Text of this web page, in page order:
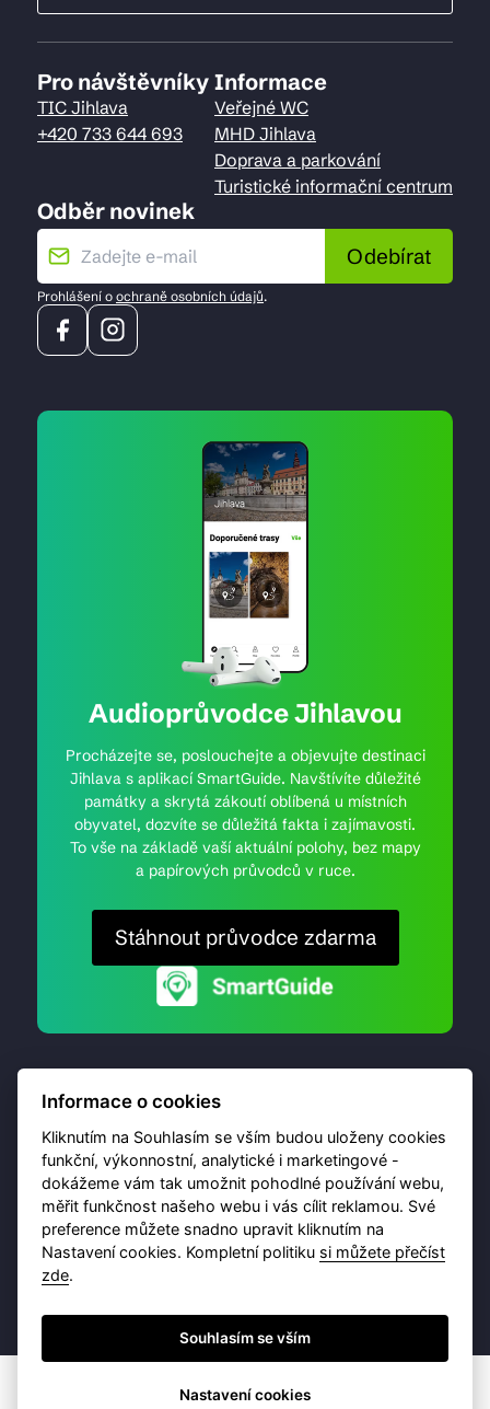
Pro návštěvníky
TIC Jihlava
+420 733 644 693
Informace
Veřejné WC
MHD Jihlava
Doprava a parkování
Turistické informační centrum
Odběr novinek
Odebírat
Prohlášení o ochraně osobních údajů.
Audioprůvodce Jihlavou
Procházejte se, poslouchejte a objevujte destinaci
Jihlava s aplikací SmartGuide. Navštívíte důležité
památky a skrytá zákoutí oblíbená u místních
obyvatel, dozvíte se důležitá fakta i zajímavosti.
To vše na základě vaší aktuální polohy, bez mapy
a papírových průvodců v ruce.
Stáhnout průvodce zdarma
© 2026 Destinační portál provozujeBrána Jihlavy,
příspěvková organizace. Všechna práva vyhrazena.
Ochrana osobních údajů
Informace o cookies
Kliknutím na Souhlasím se vším budou uloženy cookies
funkční, výkonnostní, analytické i marketingové -
dokážeme vám tak umožnit pohodlné používání webu,
měřit funkčnost našeho webu i vás cílit reklamou. Své
preference můžete snadno upravit kliknutím na
Nastavení cookies. Kompletní politiku si můžete přečíst
zde.
Souhlasím se vším
Nastavení cookies